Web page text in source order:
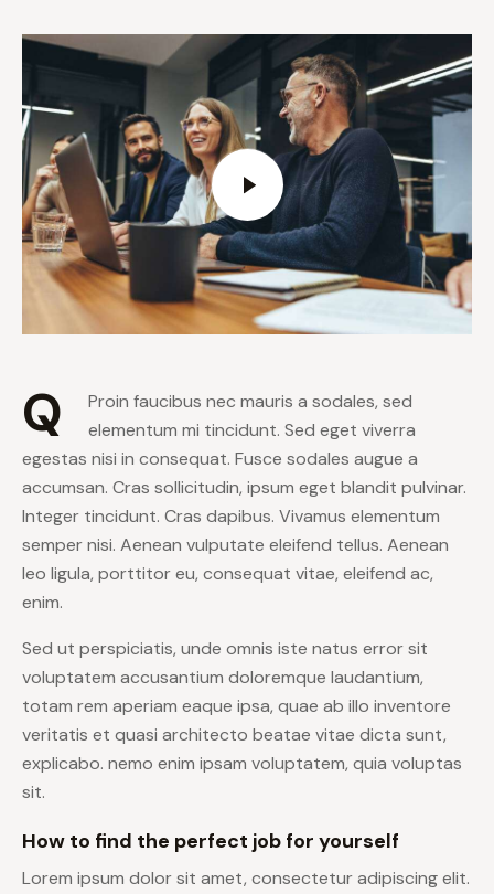
Q
Proin faucibus nec mauris a sodales, sed
elementum mi tincidunt. Sed eget viverra
egestas nisi in consequat. Fusce sodales augue a
accumsan. Cras sollicitudin, ipsum eget blandit pulvinar.
Integer tincidunt. Cras dapibus. Vivamus elementum
semper nisi. Aenean vulputate eleifend tellus. Aenean
leo ligula, porttitor eu, consequat vitae, eleifend ac,
enim.
Sed ut perspiciatis, unde omnis iste natus error sit
voluptatem accusantium doloremque laudantium,
totam rem aperiam eaque ipsa, quae ab illo inventore
veritatis et quasi architecto beatae vitae dicta sunt,
explicabo. nemo enim ipsam voluptatem, quia voluptas
sit.
How to find the perfect job for yourself
Lorem ipsum dolor sit amet, consectetur adipiscing elit.